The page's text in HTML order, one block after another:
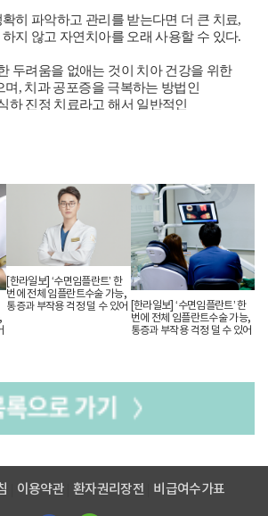
히 파악하고 관리를 받는다면 더 큰 치료,
지 않고 자연치아를 오래 사용할 수 있다.
두려움을 없애는 것이 치아 건강을 위한
며, 치과 공포증을 극복하는 방법인
하 진정 치료라고 해서 일반적인
며 이를 전문용어로 ‘선행적
한다.
란트 수술이 필요하거나 여러 치아의
우, 치과 공포와 트라우마가 있는 경우,
심혈관계 질환이 있는 경우, 어린이나
적인 수면치료가 가능하다.
함을 인정받아 유럽, 미국 등에서 오래
치료 방법이다.
[한라일보] ‘수면임플란트’ 한
번에 전체 임플란트수술 가능,
통증과 부작용 걱정 덜 수 있어
[한라일보] ‘수면임플란트’ 한
번에 전체 임플란트수술 가능,
통증과 부작용 걱정 덜 수 있어
이용약관 환자권리장전 비급여수가표